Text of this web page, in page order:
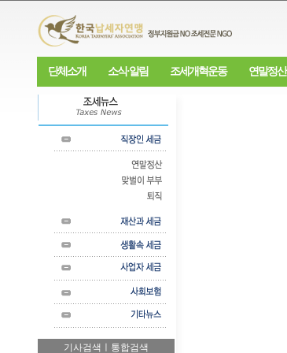
단체소개 소식·알림 조세개혁운동 연말정산
기사검색ㅣ통합검색